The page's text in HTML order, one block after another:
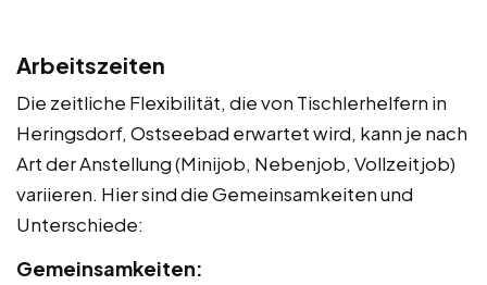
Arbeitszeiten
Die zeitliche Flexibilität, die von Tischlerhelfern in
Heringsdorf, Ostseebad erwartet wird, kann je nach
Art der Anstellung (Minijob, Nebenjob, Vollzeitjob)
variieren. Hier sind die Gemeinsamkeiten und
Unterschiede:
Gemeinsamkeiten: